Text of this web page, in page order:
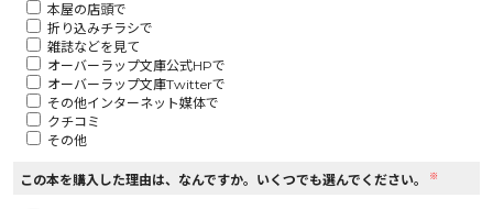
本屋の店頭で
折り込みチラシで
雑誌などを見て
オーバーラップ文庫公式HPで
オーバーラップ文庫Twitterで
その他インターネット媒体で
クチコミ
その他
この本を購入した理由は、なんですか。いくつでも選んでください。 ※